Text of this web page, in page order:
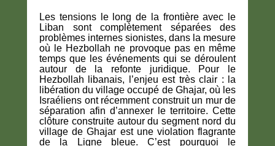
Les tensions le long de la frontière avec le
Liban sont complètement séparées des
problèmes internes sionistes, dans la mesure
où le Hezbollah ne provoque pas en même
temps que les événements qui se déroulent
autour de la refonte juridique. Pour le
Hezbollah libanais, l’enjeu est très clair : la
libération du village occupé de Ghajar, où les
Israéliens ont récemment construit un mur de
séparation afin d’annexer le territoire. Cette
clôture construite autour du segment nord du
village de Ghajar est une violation flagrante
de la Ligne bleue. C’est pourquoi le